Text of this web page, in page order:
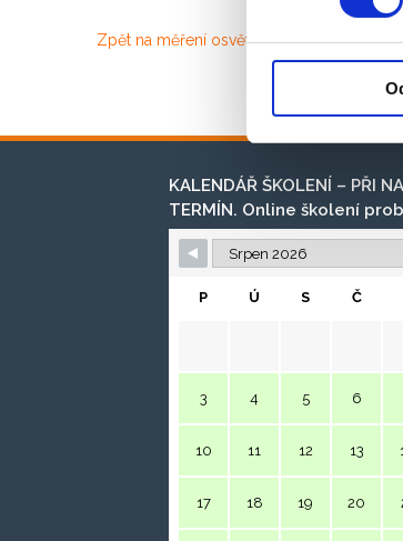
Zpět na měření osvětlení.
KALENDÁŘ ŠKOLENÍ – PŘI
TERMÍN. Online školení
P Ú S Č
3 4 5 6
10 11 12 13
17 18 19 20